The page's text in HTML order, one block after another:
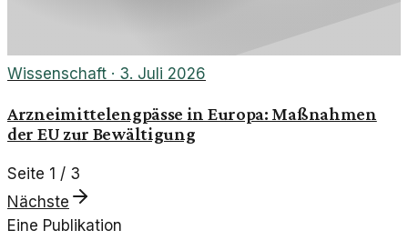
Wissenschaft · 3. Juli 2026
Arzneimittelengpässe in Europa: Maßnahmen
der EU zur Bewältigung
Seite 1 / 3
Nächste
Eine Publikation